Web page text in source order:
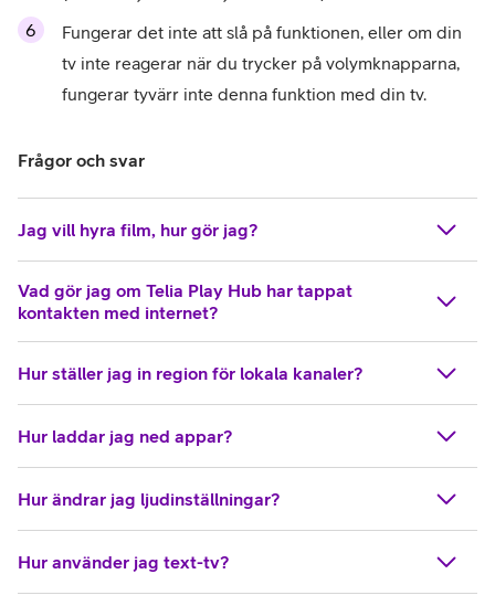
Fungerar det inte att slå på funktionen, eller om din
tv inte reagerar när du trycker på volymknapparna,
fungerar tyvärr inte denna funktion med din tv.
Frågor och svar
Jag vill hyra film, hur gör jag?
Vad gör jag om Telia Play Hub har tappat
kontakten med internet?
Hur ställer jag in region för lokala kanaler?
Hur laddar jag ned appar?
Hur ändrar jag ljudinställningar?
Hur använder jag text-tv?